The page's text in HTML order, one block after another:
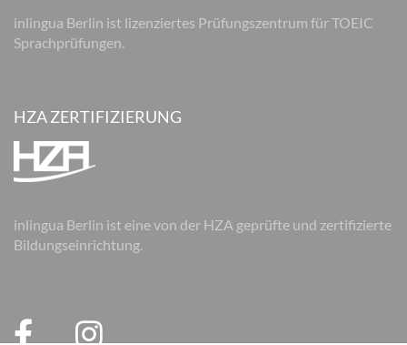
inlingua Berlin ist lizenziertes Prüfungszentrum für TOEIC
Sprachprüfungen.
HZA ZERTIFIZIERUNG
inlingua Berlin ist eine von der HZA geprüfte und zertifizierte
Bildungseinrichtung.